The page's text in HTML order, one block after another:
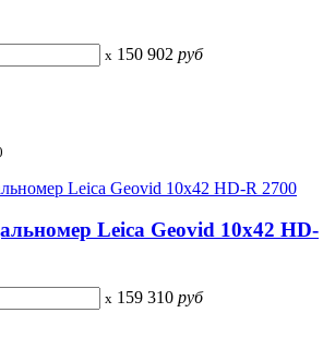
x 150 902 руб
Leica Geovid 10x42 HD-
x 159 310 руб